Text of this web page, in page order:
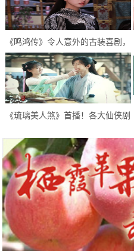
《鸣鸿传》令人意外的古装喜剧，
逗趣中感悟人生，开启喜剧新模式
《琉璃美人煞》首播！各大仙侠剧